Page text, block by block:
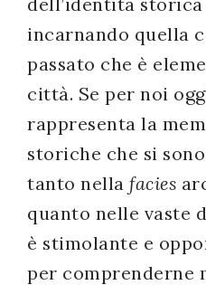
incarnando quella
passato che è
città. Se per noi
rappresenta la
storiche che si
tanto nella facies
quanto nelle vaste
è stimolante e
per comprenderne